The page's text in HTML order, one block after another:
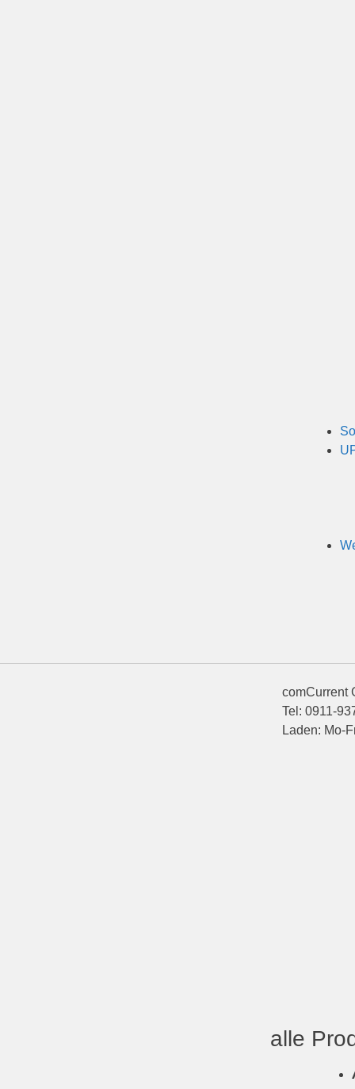
comCurrent
Tel: 0911-
Laden: Mo-
alle